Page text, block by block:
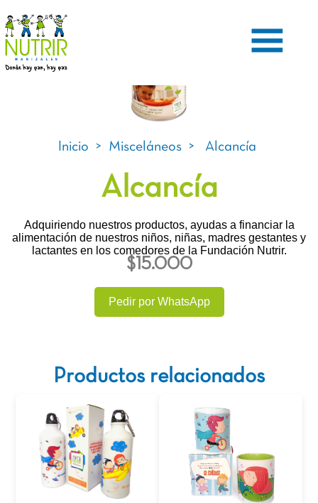
Inicio > Misceláneos > Alcancía
Alcancía
Adquiriendo nuestros productos, ayudas a financiar la
alimentación de nuestros niños, niñas, madres gestantes y
lactantes en los comedores de la Fundación Nutrir.
$15.000
Pedir por WhatsApp
Productos relacionados